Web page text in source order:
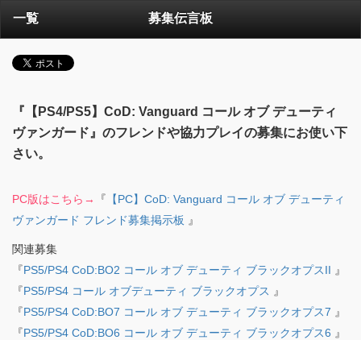
一覧 募集伝言板
『【PS4/PS5】CoD: Vanguard コール オブ デューティ
ヴァンガード』のフレンドや協力プレイの募集にお使い下
さい。
PC版はこちら→ 『 【PC】CoD: Vanguard コール オブ デューティ
ヴァンガード フレンド募集掲示板 』
関連募集
『PS5/PS4 CoD:BO2 コール オブ デューティ ブラックオプスII 』
『PS5/PS4 コール オブデューティ ブラックオプス 』
『PS5/PS4 CoD:BO7 コール オブ デューティ ブラックオプス7 』
『PS5/PS4 CoD:BO6 コール オブ デューティ ブラックオプス6 』